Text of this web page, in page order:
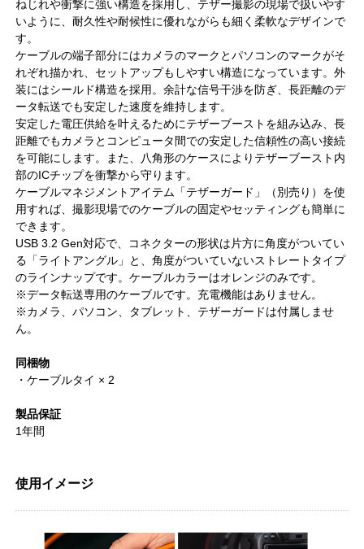
ねじれや衝撃に強い構造を採用し、テザー撮影の現場で扱いやす
いように、耐久性や耐候性に優れながらも細く柔軟なデザインで
す。
ケーブルの端子部分にはカメラのマークとパソコンのマークがそ
れぞれ描かれ、セットアップもしやすい構造になっています。外
装にはシールド構造を採用。余計な信号干渉を防ぎ、長距離のデ
ータ転送でも安定した速度を維持します。
安定した電圧供給を叶えるためにテザーブーストを組み込み、長
距離でもカメラとコンピュータ間での安定した信頼性の高い接続
を可能にします。また、八角形のケースによりテザーブースト内
部のICチップを衝撃から守ります。
ケーブルマネジメントアイテム「テザーガード」（別売り）を使
用すれば、撮影現場でのケーブルの固定やセッティングも簡単に
できます。
USB 3.2 Gen対応で、コネクターの形状は片方に角度がついてい
る「ライトアングル」と、角度がついていないストレートタイプ
のラインナップです。ケーブルカラーはオレンジのみです。
※データ転送専用のケーブルです。充電機能はありません。
※カメラ、パソコン、タブレット、テザーガードは付属しませ
ん。
同梱物
・ケーブルタイ × 2
製品保証
1年間
使用イメージ